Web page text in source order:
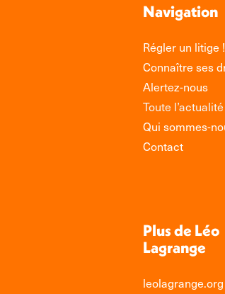
Navigation
Régler un litige !
Connaître ses
Alertez-nous
Toute l’actualité
Qui sommes-
Contact
Plus de Léo
Lagrange
leolagrange.org